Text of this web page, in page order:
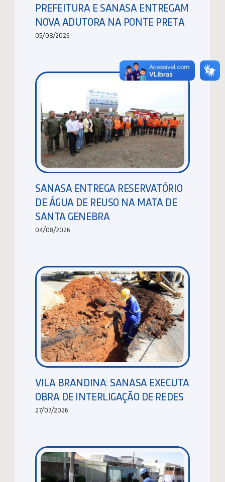
PREFEITURA E SANASA ENTREGAM
NOVA ADUTORA NA PONTE PRETA
05/08/2026
SANASA ENTREGA RESERVATÓRIO
DE ÁGUA DE REUSO NA MATA DE
SANTA GENEBRA
04/08/2026
VILA BRANDINA: SANASA EXECUTA
OBRA DE INTERLIGAÇÃO DE REDES
27/07/2026